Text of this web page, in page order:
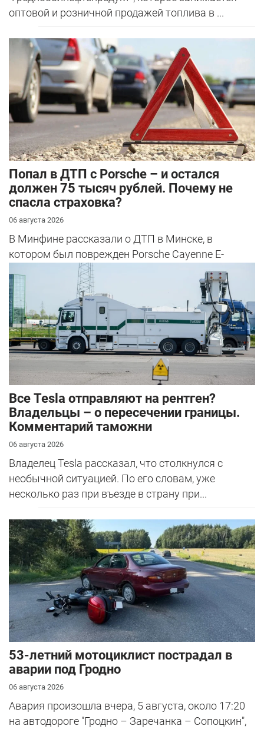
оптовой и розничной продажей топлива в ...
​Попал в ДТП с Porsche – и остался
должен 75 тысяч рублей. Почему не
спасла страховка?
06 августа 2026
В Минфине рассказали о ДТП в Минске, в
котором был поврежден Porsche Cayenne E-
Все Tesla отправляют на рентген?
Владельцы – о пересечении границы.
Комментарий таможни
06 августа 2026
Владелец Tesla рассказал, что столкнулся с
необычной ситуацией. По его словам, уже
несколько раз при въезде в страну при...
53-летний мотоциклист пострадал в
аварии под Гродно
06 августа 2026
Авария произошла вчера, 5 августа, около 17:20
на автодороге "Гродно – Заречанка – Сопоцкин",